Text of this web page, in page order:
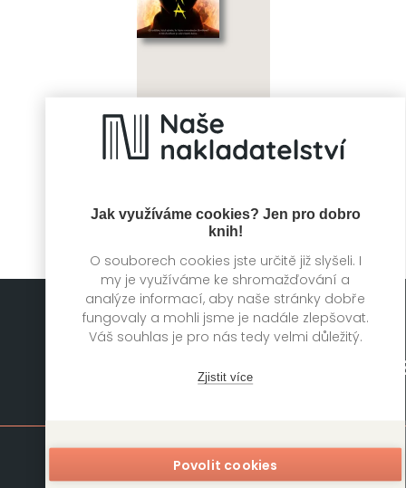
Jak využíváme cookies? Jen pro dobro
knih!
O souborech cookies jste určitě již slyšeli. I
my je využíváme ke shromažďování a
analýze informací, aby naše stránky dobře
fungovaly a mohli jsme je nadále zlepšovat.
Váš souhlas je pro nás tedy velmi důležitý.
Zjistit více
Povolit cookies
Dcera